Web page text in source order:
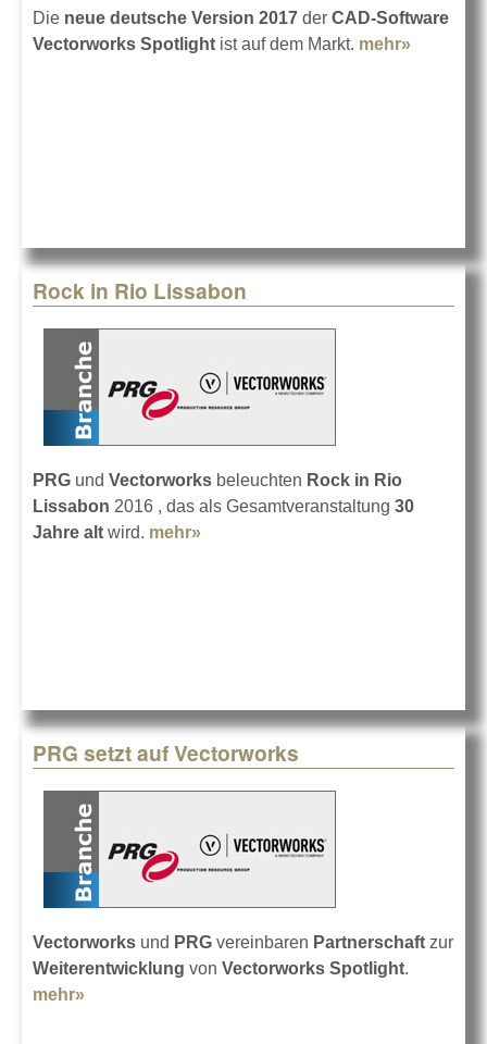
Die neue deutsche Version 2017 der CAD-Software
Vectorworks Spotlight ist auf dem Markt. mehr»
Rock in Rio Lissabon
PRG und Vectorworks beleuchten Rock in Rio
Lissabon 2016 , das als Gesamtveranstaltung 30
Jahre alt wird. mehr»
PRG setzt auf Vectorworks
Vectorworks und PRG vereinbaren Partnerschaft zur
Weiterentwicklung von Vectorworks Spotlight.
mehr»